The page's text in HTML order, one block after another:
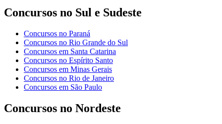
Concursos no Sul e Sudeste
Concursos no Paraná
Concursos no Rio Grande do Sul
Concursos em Santa Catarina
Concursos no Espírito Santo
Concursos em Minas Gerais
Concursos no Rio de Janeiro
Concursos em São Paulo
Concursos no Nordeste